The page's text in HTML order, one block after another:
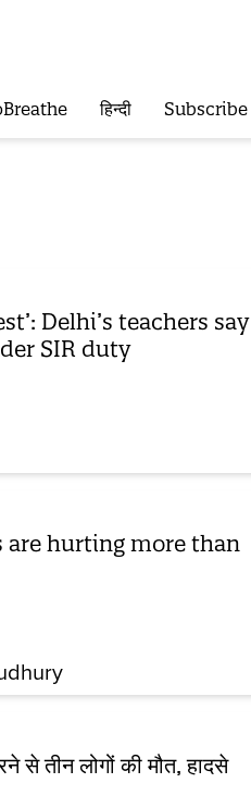
हिन्दी Subscribe
Delhi’s teachers say
SIR duty
are hurting more than
से तीन लोगों की मौत, हादसे